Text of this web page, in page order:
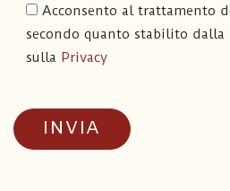
Acconsento al trattamento
secondo quanto stabilito dalla
sulla Privacy